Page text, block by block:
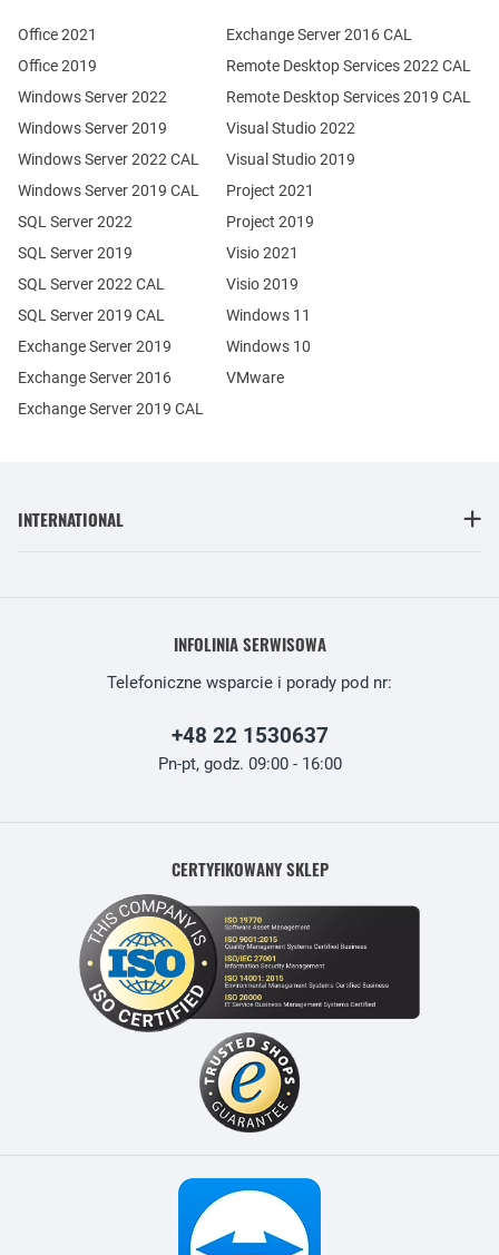
Office 2021
Office 2019
Windows Server 2022
Windows Server 2019
Exchange Server 2019
Exchange Server 2016
SQL Server 2022
SQL Server 2019
Windows Server 2022 CAL
Windows Server 2019 CAL
SQL Server 2022 CAL
SQL Server 2019 CAL
Remote Desktop Services 2022 CAL
Remote Desktop Services 2019 CAL
Exchange Server 2019 CAL
Exchange Server 2016 CAL
Visual Studio 2022
Visual Studio 2019
Project 2021
Project 2019
Visio 2021
Visio 2019
Windows 11
Windows 10
VMware
INTERNATIONAL
INFOLINIA SERWISOWA
Telefoniczne wsparcie i porady pod nr:
+48 22 1530637
Pn-pt, godz. 09:00 - 16:00
CERTYFIKOWANY SKLEP